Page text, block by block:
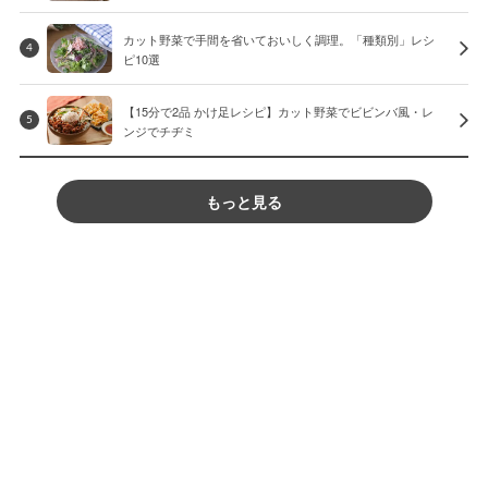
4
カット野菜で手間を省いておいしく調理。「種類別」レシ
ピ10選
5
【15分で2品 かけ足レシピ】カット野菜でビビンバ風・レ
ンジでチヂミ
もっと見る